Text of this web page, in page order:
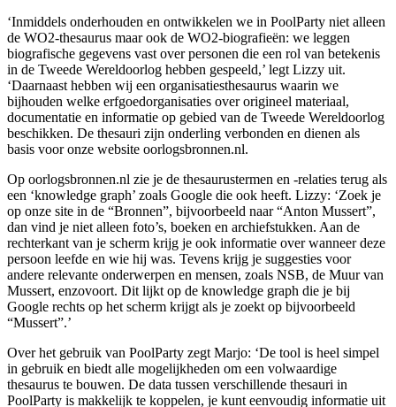
‘Inmiddels onderhouden en ontwikkelen we in PoolParty niet alleen
de WO2-thesaurus maar ook de WO2-biografieën: we leggen
biografische gegevens vast over personen die een rol van betekenis
in de Tweede Wereldoorlog hebben gespeeld,’ legt Lizzy uit.
‘Daarnaast hebben wij een organisatiesthesaurus waarin we
bijhouden welke erfgoedorganisaties over origineel materiaal,
documentatie en informatie op gebied van de Tweede Wereldoorlog
beschikken. De thesauri zijn onderling verbonden en dienen als
basis voor onze website oorlogsbronnen.nl.
Op oorlogsbronnen.nl zie je de thesaurustermen en -relaties terug als
een ‘knowledge graph’ zoals Google die ook heeft. Lizzy: ‘Zoek je
op onze site in de “Bronnen”, bijvoorbeeld naar “Anton Mussert”,
dan vind je niet alleen foto’s, boeken en archiefstukken. Aan de
rechterkant van je scherm krijg je ook informatie over wanneer deze
persoon leefde en wie hij was. Tevens krijg je suggesties voor
andere relevante onderwerpen en mensen, zoals NSB, de Muur van
Mussert, enzovoort. Dit lijkt op de knowledge graph die je bij
Google rechts op het scherm krijgt als je zoekt op bijvoorbeeld
“Mussert”.’
Over het gebruik van PoolParty zegt Marjo: ‘De tool is heel simpel
in gebruik en biedt alle mogelijkheden om een volwaardige
thesaurus te bouwen. De data tussen verschillende thesauri in
PoolParty is makkelijk te koppelen, je kunt eenvoudig informatie uit